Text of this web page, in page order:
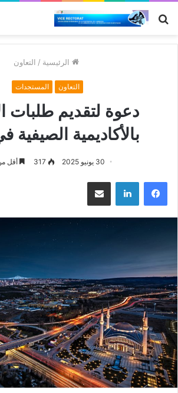
بحث
الرئيسية / التعاون
التعاون المستجدات
دعوة لتقديم طلبات
بالأكاديمية الصيفية
30 يونيو 2025 317 أقل
فيسبوك لينكدإن مشاركة عبر البريد